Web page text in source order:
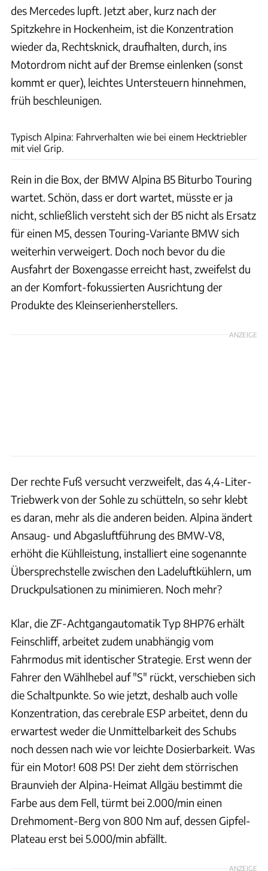
des Mercedes lupft. Jetzt aber, kurz nach der
Spitzkehre in Hockenheim, ist die Konzentration
wieder da, Rechtsknick, draufhalten, durch, ins
Motordrom nicht auf der Bremse einlenken (sonst
kommt er quer), leichtes Untersteuern hinnehmen,
früh beschleunigen.
Typisch Alpina: Fahrverhalten wie bei einem Hecktriebler
mit viel Grip.
Rein in die Box, der BMW Alpina B5 Biturbo Touring
wartet. Schön, dass er dort wartet, müsste er ja
nicht, schließlich versteht sich der B5 nicht als Ersatz
für einen M5, dessen Touring-Variante BMW sich
weiterhin verweigert. Doch noch bevor du die
Ausfahrt der Boxengasse erreicht hast, zweifelst du
an der Komfort-fokussierten Ausrichtung der
Produkte des Kleinserienherstellers.
ANZEIGE
Der rechte Fuß versucht verzweifelt, das 4,4-Liter-
Triebwerk von der Sohle zu schütteln, so sehr klebt
es daran, mehr als die anderen beiden. Alpina ändert
Ansaug- und Abgasluftführung des BMW-V8,
erhöht die Kühlleistung, installiert eine sogenannte
Übersprechstelle zwischen den Ladeluftkühlern, um
Druckpulsationen zu minimieren. Noch mehr?
Klar, die ZF-Achtgangautomatik Typ 8HP76 erhält
Feinschliff, arbeitet zudem unabhängig vom
Fahrmodus mit identischer Strategie. Erst wenn der
Fahrer den Wählhebel auf "S" rückt, verschieben sich
die Schaltpunkte. So wie jetzt, deshalb auch volle
Konzentration, das cerebrale ESP arbeitet, denn du
erwartest weder die Unmittelbarkeit des Schubs
noch dessen nach wie vor leichte Dosierbarkeit. Was
für ein Motor! 608 PS! Der zieht dem störrischen
Braunvieh der Alpina-Heimat Allgäu bestimmt die
Farbe aus dem Fell, türmt bei 2.000/min einen
Drehmoment-Berg von 800 Nm auf, dessen Gipfel-
Plateau erst bei 5.000/min abfällt.
ANZEIGE